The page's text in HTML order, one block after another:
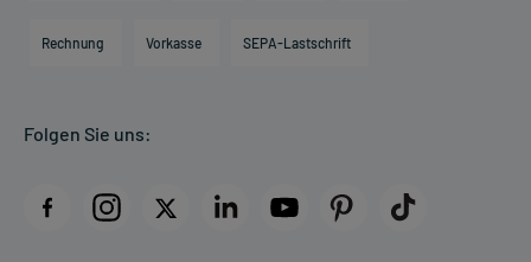
Direktabrechnung PKV
AGB
Datenschutz
Rechnung Vorkasse SEPA-Lastschrift
Folgen Sie uns: